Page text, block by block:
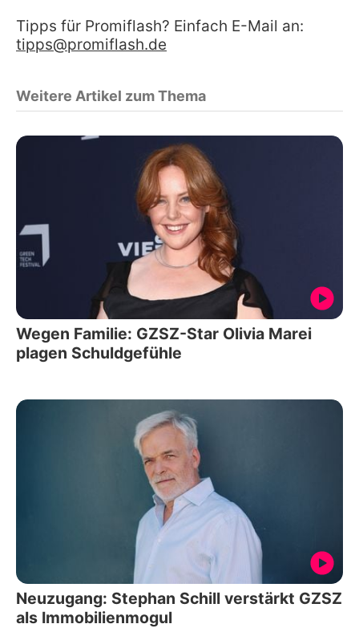
Tipps für Promiflash? Einfach E-Mail an:
tipps@promiflash.de
Weitere Artikel zum Thema
Wegen Familie: GZSZ-Star Olivia Marei
plagen Schuldgefühle
Neuzugang: Stephan Schill verstärkt GZSZ
als Immobilienmogul